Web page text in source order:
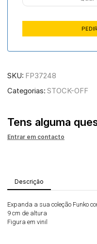
SKU: FP37248
Categorias: STOCK-OFF
Tens alguma
Entrar em contacto
Descrição
Expanda a sua coleção Funko
9 cm de altura
Figura em vinil